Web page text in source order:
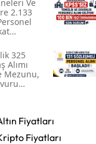
Ve
2.133
325
Alımı
Mezunu,
Fiyatları
Fiyatları